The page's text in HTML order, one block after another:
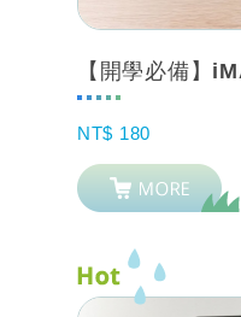
NT$ 180